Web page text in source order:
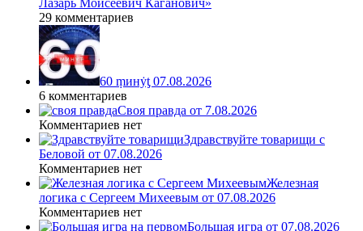
Лазарь Моисеевич Каганович»
29 комментариев
60 ṃинẏƫ 07.08.2026
6 комментариев
Своя правда от 7.08.2026
Комментариев нет
Здравствуйте товарищи с
Беловой от 07.08.2026
Комментариев нет
Железная
логика с Сергеем Михеевым от 07.08.2026
Комментариев нет
Большая игра от 07.08.2026